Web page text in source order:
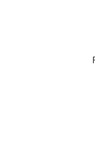
een zeer